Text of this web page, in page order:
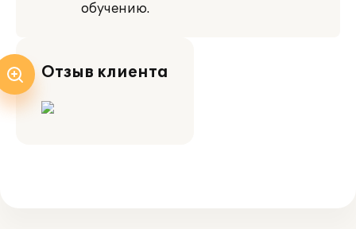
обучению.
Отзыв клиента